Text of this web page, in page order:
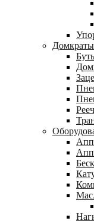
Домкраты